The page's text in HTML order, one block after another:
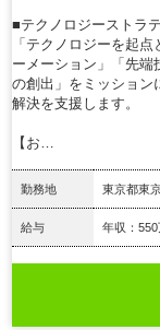
■テクノロジーストラ
「テクノロジーを起
ーメーション」「先端
の創出」をミッション
解決を支援します。
【お…
勤務地 東京都東
給与 年収：